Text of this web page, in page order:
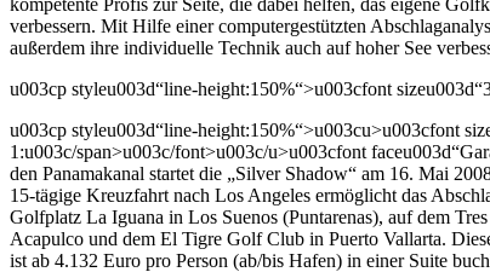
verbessern. Mit Hilfe einer computergestützten
außerdem ihre individuelle Technik auch auf hoher See
u003cp styleu003d“line-height:150%“>u003cfont
u003cp styleu003d“line-height:150%“>u003cu>u003cfont
1:u003c/span>u003c/font>u003c/u>u003cfont
den Panamakanal startet die „Silver Shadow“ am 16. Mai
15-tägige Kreuzfahrt nach Los Angeles ermöglicht das
Golfplatz La Iguana in Los Suenos (Puntarenas), auf dem
Acapulco und dem El Tigre Golf Club in Puerto Vallarta.
ist ab 4.132 Euro pro Person (ab/bis Hafen) in einer Suite